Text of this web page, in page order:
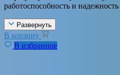
работоспособность и
Развернуть
В корзину
В избранное